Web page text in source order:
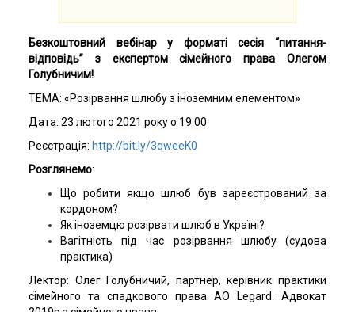
Безкоштовний вебінар у форматі сесія “питання-
відповідь” з експертом сімейного права Олегом
Голубничим!
ТЕМА: «Розірвання шлюбу з іноземним елементом»
Дата: 23 лютого 2021 року о 19:00
Реєстрація: http://bit.ly/3qweeK0
Розглянемо:
Що робити якщо шлюб був зареєстрований за
кордоном?
Як іноземцю розірвати шлюб в Україні?
Вагітність під час розірвання шлюбу (судова
практика)
Лектор: Олег Голубничий, партнер, керівник практики
сімейного та спадкового права АО Legard. Адвокат